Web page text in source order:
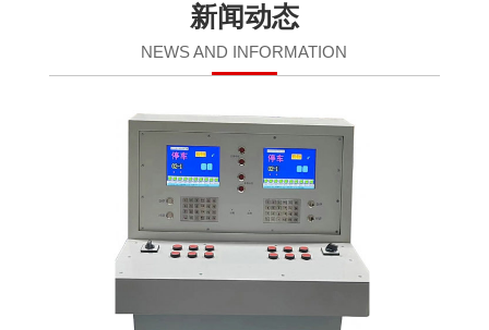
新闻动态
NEWS AND INFORMATION